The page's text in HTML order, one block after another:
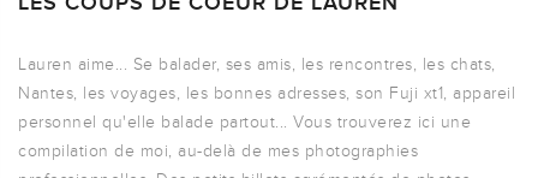
Lauren aime... Se balader, ses amis, les rencontres, les chats,
Nantes, les voyages, les bonnes adresses, son Fuji xt1, appareil
personnel qu'elle balade partout... Vous trouverez ici une
compilation de moi, au-delà de mes photographies